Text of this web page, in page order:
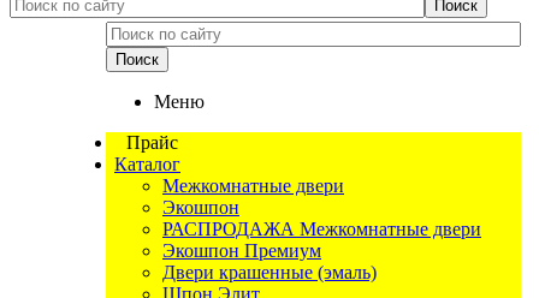
Меню
Прайс
Каталог
Межкомнатные двери
Экошпон
РАСПРОДАЖА Межкомнатные двери
Экошпон Премиум
Двери крашенные (эмаль)
Шпон Элит